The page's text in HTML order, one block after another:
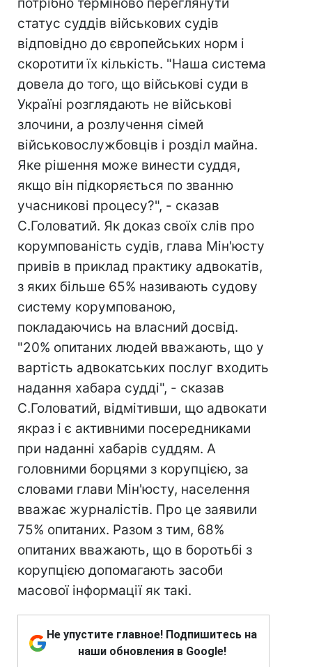
статус суддів військових судів
відповідно до європейських норм і
скоротити їх кількість. "Наша система
довела до того, що військові суди в
Україні розглядають не військові
злочини, а розлучення сімей
військовослужбовців і розділ майна.
Яке рішення може винести суддя,
якщо він підкоряється по званню
учасникові процесу?", - сказав
С.Головатий. Як доказ своїх слів про
корумпованість судів, глава Мін'юсту
привів в приклад практику адвокатів,
з яких більше 65% називають судову
систему корумпованою,
покладаючись на власний досвід.
"20% опитаних людей вважають, що у
вартість адвокатських послуг входить
надання хабара судді", - сказав
С.Головатий, відмітивши, що адвокати
якраз і є активними посередниками
при наданні хабарів суддям. А
головними борцями з корупцією, за
словами глави Мін'юсту, населення
вважає журналістів. Про це заявили
75% опитаних. Разом з тим, 68%
опитаних вважають, що в боротьбі з
корупцією допомагають засоби
масової інформації як такі.
Не упустите главное! Подпишитесь на
наши обновления в Google!